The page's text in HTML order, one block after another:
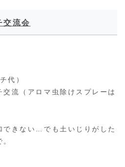
交流会
代）
流（アロマ虫除けスプレーは
できない…でも土いじりがした